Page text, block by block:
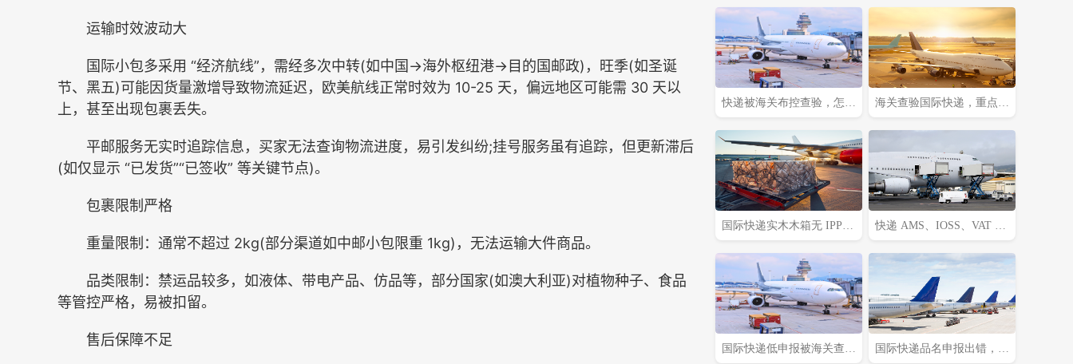
运输时效波动大
国际小包多采用 “经济航线”，需经多次中转(如中国→海外枢纽港→目的国邮政)，旺季(如圣诞
节、黑五)可能因货量激增导致物流延迟，欧美航线正常时效为 10-25 天，偏远地区可能需 30 天以
上，甚至出现包裹丢失。
平邮服务无实时追踪信息，买家无法查询物流进度，易引发纠纷;挂号服务虽有追踪，但更新滞后
(如仅显示 “已发货”“已签收” 等关键节点)。
包裹限制严格
重量限制：通常不超过 2kg(部分渠道如中邮小包限重 1kg)，无法运输大件商品。
品类限制：禁运品较多，如液体、带电产品、仿品等，部分国家(如澳大利亚)对植物种子、食品
等管控严格，易被扣留。
售后保障不足
际海运干货知识分享）
快递被海关布控查验，怎样
际快递干货知识分享)
海关查验国际快递，重点检
国际快递实木木箱无 IPPC
吗?(国际快递干货知识分
享)
快递 AMS、IOSS、VAT 预
烦?(国际快递干货知识分
国际快递低申报被海关查
国际快递品名申报出错，会